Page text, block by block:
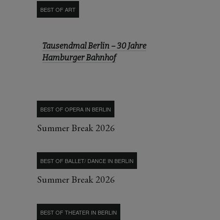
BEST OF ART
Tausendmal Berlin – 30 Jahre
Hamburger Bahnhof
BEST OF OPERA IN BERLIN
Summer Break 2026
BEST OF BALLET/ DANCE IN BERLIN
Summer Break 2026
BEST OF THEATER IN BERLIN